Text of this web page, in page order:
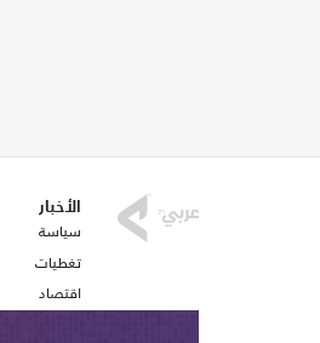
الأخبار
سياسة
تغطيات
اقتصاد